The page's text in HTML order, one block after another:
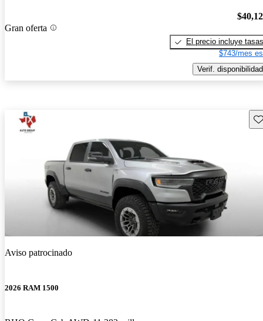
Gran oferta
El precio incluye tasas
$743/mes
Verif. disponibilidad
Aviso patrocinado
2026 RAM 1500